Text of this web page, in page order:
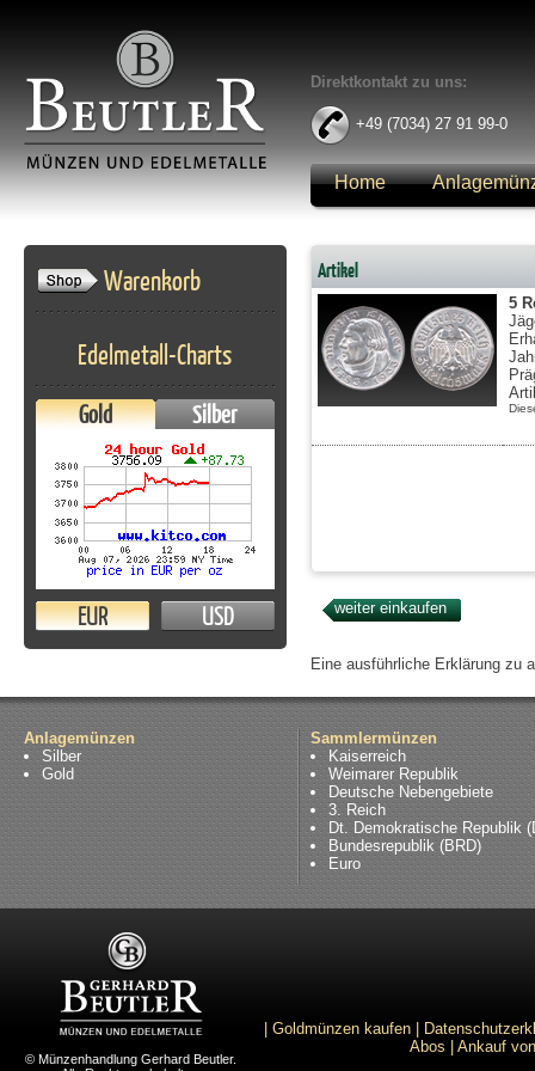
Direktkontakt zu uns:
+49 (7034) 27 91 99-0
Home
Warenkorb
Edelmetall-Charts
Gold Silber
EUR USD
Artikel
5
Eine ausführliche Erklärung zu
Anlagemünzen
Silber
Gold
Sammlermünzen
Kaiserreich
Weimarer Republik
Deutsche Nebengebiete
3. Reich
Dt. Demokratische Republik
Bundesrepublik (BRD)
Euro
© Münzenhandlung Gerhard Beutler.
Goldmünzen kaufen
Abos
Ankauf